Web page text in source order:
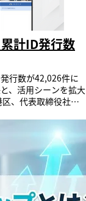
シスタント」 評価
申請の承認対応な
きタスクを、ログイ
に洗い出す手間を省
＜経営＞意思決定
ー」 人事評価の最
など、経営層が対応
内。複雑なダッシュ
さない環境を支えま
の「督促業務」か
者や現場の上司が
さい」「割り当てら
業務を、AIナビゲー
負担を激減させると
ド」として機能する
的に使いたくなるタ
計ID発行数
行数が42,026件に
、活用シーンを拡大
、代表取締役社
マートスキル トー
ヶ月で、累計ID発行
せいたします。 大
、大手食品メーカ
おり、営業力強化や
な活用が広がってい